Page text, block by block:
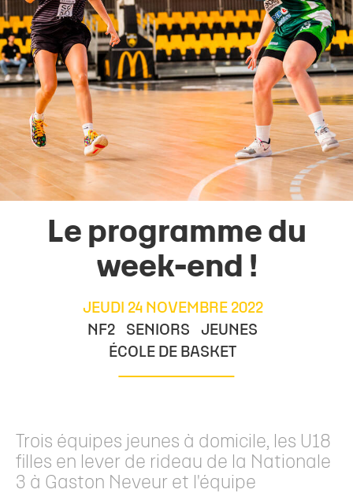
Le programme du
week-end !
JEUDI 24 NOVEMBRE 2022
NF2
SENIORS
JEUNES
ÉCOLE DE BASKET
Trois équipes jeunes à domicile, les U18
filles en lever de rideau de la Nationale
3 à Gaston Neveur et l'équipe